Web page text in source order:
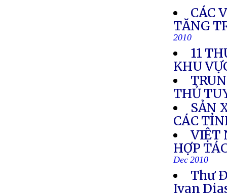
CÁC
TĂNG
2010
11
KHU
THỦ
SẢN
CÁC
VIỆT
HỢP
Dec 2010
Thư
Ivan